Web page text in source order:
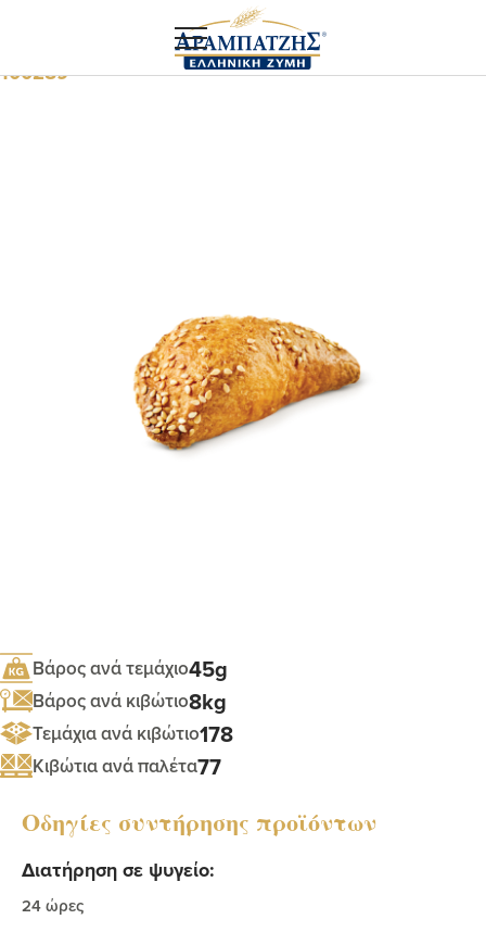
Χειροφτιαχτά μπουρεκάκια με τυρί
100289
Βάρος ανά τεμάχιο45g
Βάρος ανά κιβώτιο8kg
Τεμάχια ανά κιβώτιο178
Κιβώτια ανά παλέτα77
Οδηγίες συντήρησης προϊόντων
Διατήρηση σε ψυγείο:
24 ώρες